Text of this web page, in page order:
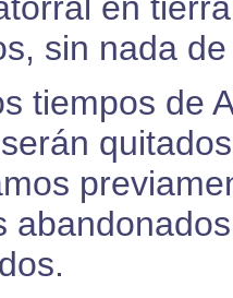
en
sin nada
tiempos de